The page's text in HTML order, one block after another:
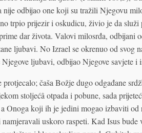
odbijao one koji su tražili Njegovu
trpio prijezir i oskudicu, živio je da služi
dar života. Valovi milosrđa, odbijani
ljubavi. No Izrael se okrenuo od svog
ljubavi, odbijao Njegove savjete i
čaša Božje dugo odgađane
stoljećâ otpada i pobune, sada
Onoga koji ih je jedini mogao izbaviti
uskoro raspeti. Kad Isus